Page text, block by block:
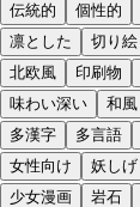
伝統的
個性的
凛とした
切り絵
北欧風
印刷物
味わい深い
和風
多漢字
多言語
女性向け
妖しげ
少女漫画
岩石